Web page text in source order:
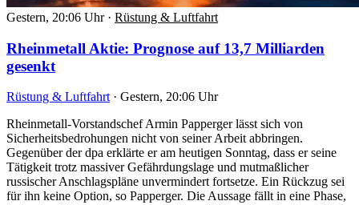
Gestern, 20:06 Uhr · Rüstung & Luftfahrt
Rheinmetall Aktie: Prognose auf 13,7 Milliarden
gesenkt
Rüstung & Luftfahrt · Gestern, 20:06 Uhr
Rheinmetall-Vorstandschef Armin Papperger lässt sich von
Sicherheitsbedrohungen nicht von seiner Arbeit abbringen.
Gegenüber der dpa erklärte er am heutigen Sonntag, dass er seine
Tätigkeit trotz massiver Gefährdungslage und mutmaßlicher
russischer Anschlagspläne unvermindert fortsetze. Ein Rückzug sei
für ihn keine Option, so Papperger. Die Aussage fällt in eine Phase,